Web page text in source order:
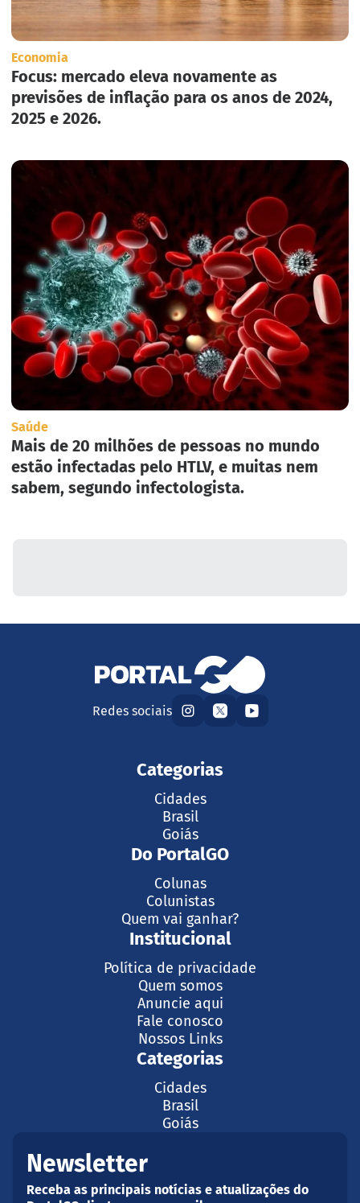
Economia
Focus: mercado eleva novamente as
previsões de inflação para os anos de 2024,
2025 e 2026.
Saúde
Mais de 20 milhões de pessoas no mundo
estão infectadas pelo HTLV, e muitas nem
sabem, segundo infectologista.
Redes sociais
Categorias
Cidades
Brasil
Goiás
Do PortalGO
Colunas
Colunistas
Quem vai ganhar?
Institucional
Política de privacidade
Quem somos
Anuncie aqui
Fale conosco
Nossos Links
Categorias
Cidades
Brasil
Goiás
Newsletter
Receba as principais notícias e atualizações do